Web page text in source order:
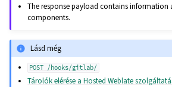
The response payload contains information
components.
Lásd még
POST /hooks/gitlab/
Tárolók elérése a Hosted Weblate